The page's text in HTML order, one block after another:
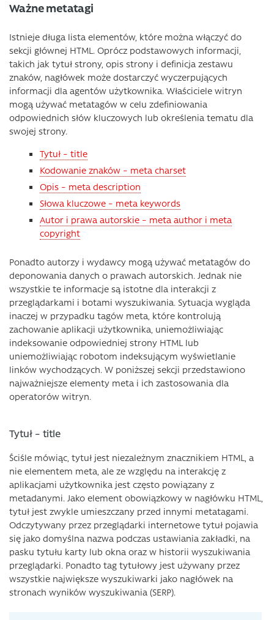
Ważne metatagi
Istnieje długa lista elementów, które można włączyć do
sekcji głównej HTML. Oprócz podstawowych informacji,
takich jak tytuł strony, opis strony i definicja zestawu
znaków, nagłówek może dostarczyć wyczerpujących
informacji dla agentów użytkownika. Właściciele witryn
mogą używać metatagów w celu zdefiniowania
odpowiednich słów kluczowych lub określenia tematu dla
swojej strony.
Tytuł – title
Kodowanie znaków – meta charset
Opis – meta description
Słowa kluczowe – meta keywords
Autor i prawa autorskie – meta author i meta
copyright
Ponadto autorzy i wydawcy mogą używać metatagów do
deponowania danych o prawach autorskich. Jednak nie
wszystkie te informacje są istotne dla interakcji z
przeglądarkami i botami wyszukiwania. Sytuacja wygląda
inaczej w przypadku tagów meta, które kontrolują
zachowanie aplikacji użytkownika, uniemożliwiając
indeksowanie odpowiedniej strony HTML lub
uniemożliwiając robotom indeksującym wyświetlanie
linków wychodzących. W poniższej sekcji przedstawiono
najważniejsze elementy meta i ich zastosowania dla
operatorów witryn.
Tytuł – title
Ściśle mówiąc, tytuł jest niezależnym znacznikiem HTML, a
nie elementem meta, ale ze względu na interakcję z
aplikacjami użytkownika jest często powiązany z
metadanymi. Jako element obowiązkowy w nagłówku HTML,
tytuł jest zwykle umieszczany przed innymi metatagami.
Odczytywany przez przeglądarki internetowe tytuł pojawia
się jako domyślna nazwa podczas ustawiania zakładki, na
pasku tytułu karty lub okna oraz w historii wyszukiwania
przeglądarki. Ponadto tag tytułowy jest używany przez
wszystkie największe wyszukiwarki jako nagłówek na
stronach wyników wyszukiwania (SERP).